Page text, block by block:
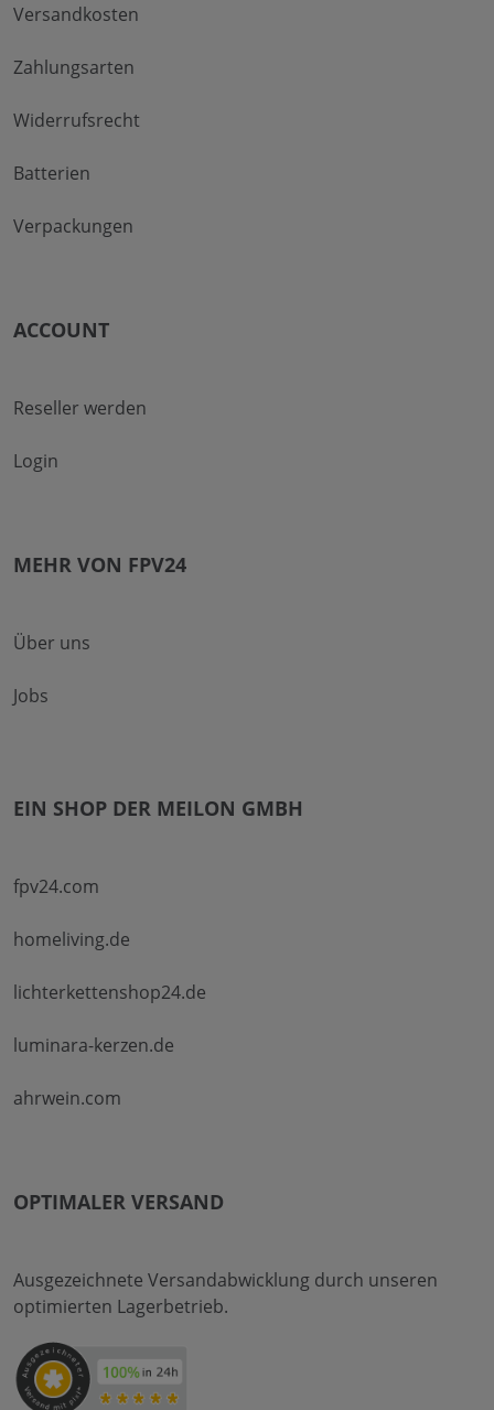
Versandkosten
Zahlungsarten
Widerrufsrecht
Batterien
Verpackungen
ACCOUNT
Reseller werden
Login
MEHR VON FPV24
Über uns
Jobs
EIN SHOP DER MEILON GMBH
fpv24.com
homeliving.de
lichterkettenshop24.de
luminara-kerzen.de
ahrwein.com
OPTIMALER VERSAND
Ausgezeichnete Versandabwicklung durch unseren
optimierten Lagerbetrieb.